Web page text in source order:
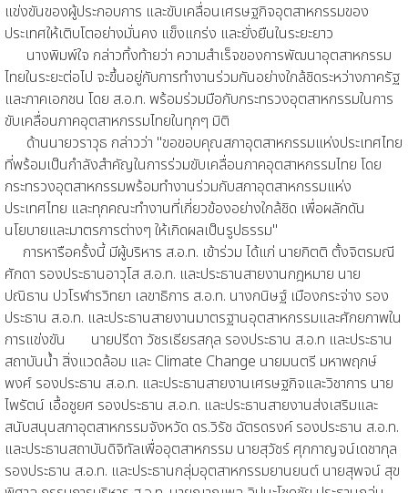
แข่งขันของผู้ประกอบการ และขับเคลื่อนเศรษฐกิจอุตสาหกรรมของ
ประเทศให้เติบโตอย่างมั่นคง แข็งแกร่ง และยั่งยืนในระยะยาว
นางพิมพ์ใจ กล่าวทิ้งท้ายว่า ความสำเร็จของการพัฒนาอุตสาหกรรม
ไทยในระยะต่อไป จะขึ้นอยู่กับการทำงานร่วมกันอย่างใกล้ชิดระหว่างภาครัฐ
และภาคเอกชน โดย ส.อ.ท. พร้อมร่วมมือกับกระทรวงอุตสาหกรรมในการ
ขับเคลื่อนภาคอุตสาหกรรมไทยในทุกๆ มิติ
ด้านนายวราวุธ กล่าวว่า "ขอขอบคุณสภาอุตสาหกรรมแห่งประเทศไทย
ที่พร้อมเป็นกำลังสำคัญในการร่วมขับเคลื่อนภาคอุตสาหกรรมไทย โดย
กระทรวงอุตสาหกรรมพร้อมทำงานร่วมกับสภาอุตสาหกรรมแห่ง
ประเทศไทย และทุกคณะทำงานที่เกี่ยวข้องอย่างใกล้ชิด เพื่อผลักดัน
นโยบายและมาตรการต่างๆ ให้เกิดผลเป็นรูปธรรม"
การหารือครั้งนี้ มีผู้บริหาร ส.อ.ท. เข้าร่วม ได้แก่ นายกิตติ ตั้งจิตรมณี
ศักดา รองประธานอาวุโส ส.อ.ท. และประธานสายงานกฎหมาย นาย
ปณิธาน ปวโรฬารวิทยา เลขาธิการ ส.อ.ท. นางกนิษฐ์ เมืองกระจ่าง รอง
ประธาน ส.อ.ท. และประธานสายงานมาตรฐานอุตสาหกรรมและศักยภาพใน
การแข่งขัน นายปรีดา วัชรเธียรสกุล รองประธาน ส.อ.ท และประธาน
สถาบันน้ำ สิ่งแวดล้อม และ Climate Change นายมนตรี มหาพฤกษ์
พงศ์ รองประธาน ส.อ.ท. และประธานสายงานเศรษฐกิจและวิชาการ นาย
ไพรัตน์ เอื้อชูยศ รองประธาน ส.อ.ท. และประธานสายงานส่งเสริมและ
สนับสนุนสภาอุตสาหกรรมจังหวัด ดร.วิรัช ฉัตรดรงค์ รองประธาน ส.อ.ท.
และประธานสถาบันดิจิทัลเพื่ออุตสาหกรรม นายสุวัชร์ ศุภกาญจน์เดชากุล
รองประธาน ส.อ.ท. และประธานกลุ่มอุตสาหกรรมยานยนต์ นายสุพจน์ สุข